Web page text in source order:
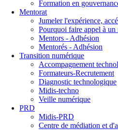
Formation en
Mentorat
Jumeler l'expérience,
Pourquoi faire appel à un
Mentors - Adhésion
Mentorés - Adhésion
Transition numérique
Accompagnement
Formateurs-Recrutement
Diagnostic technologique
Midis-techno
Veille numérique
PRD
Midis-PRD
Centre de médiation et